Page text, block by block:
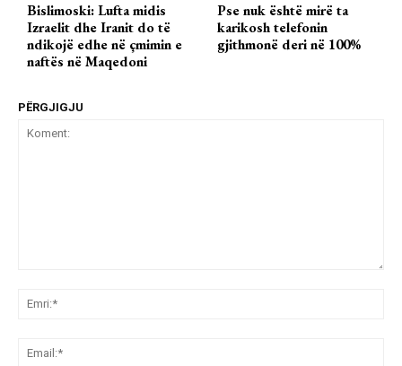
Bislimoski: Lufta midis
Izraelit dhe Iranit do të
ndikojë edhe në çmimin e
naftës në Maqedoni
Pse nuk është mirë ta
karikosh telefonin
gjithmonë deri në 100%
PËRGJIGJU